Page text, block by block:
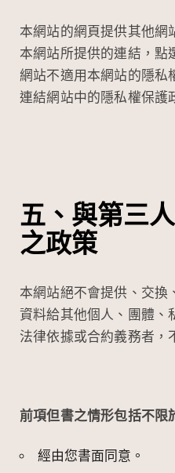
本網站的網頁提供其他網
本網站所提供的連結，點
網站不適用本網站的隱私
連結網站中的隱私權保護
五、與第三
之政策
本網站絕不會提供、交換
資料給其他個人、團體、
法律依據或合約義務者，
前項但書之情形包括不限
經由您書面同意。